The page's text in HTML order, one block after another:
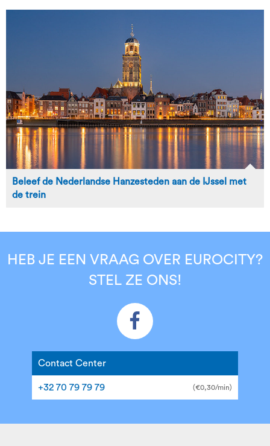
Beleef de Nederlandse Hanzesteden aan de IJssel met
de trein
HEB JE EEN VRAAG OVER EUROCITY?
STEL ZE ONS!
Contact Center
+32 70 79 79 79 (€0,30/min)